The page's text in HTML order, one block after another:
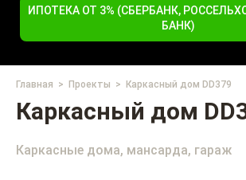
ИПОТЕКА ОТ 3% (СБЕРБАНК,
БАНК)
Главная Проекты Каркасный дом DD379
Каркасный дом
Каркасные дома, мансарда, гараж